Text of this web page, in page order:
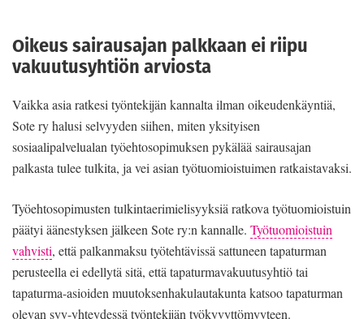
Oikeus sairausajan palkkaan ei riipu
vakuutusyhtiön arviosta
Vaikka asia ratkesi työntekijän kannalta ilman oikeudenkäyntiä,
Sote ry halusi selvyyden siihen, miten yksityisen
sosiaalipalvelualan työehtosopimuksen pykälää sairausajan
palkasta tulee tulkita, ja vei asian työtuomioistuimen ratkaistavaksi.
Työehtosopimusten tulkintaerimielisyyksiä ratkova työtuomioistuin
päätyi äänestyksen jälkeen Sote ry:n kannalle. Työtuomioistuin
vahvisti, että palkanmaksu työtehtävissä sattuneen tapaturman
perusteella ei edellytä sitä, että tapaturmavakuutusyhtiö tai
tapaturma-asioiden muutoksenhakulautakunta katsoo tapaturman
olevan syy-yhteydessä työntekijän työkyvyttömyyteen.